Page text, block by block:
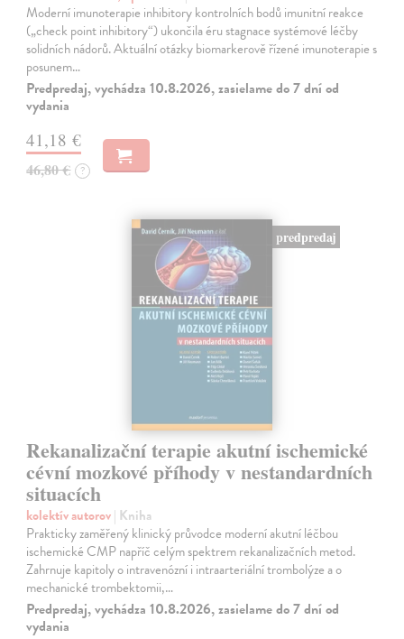
Moderní imunoterapie inhibitory kontrolních bodů imunitní reakce
(„check point inhibitory“) ukončila éru stagnace systémové léčby
solidních nádorů. Aktuální otázky biomarkerově řízené imunoterapie s
posunem…
Predpredaj, vychádza 10.8.2026, zasielame do 7 dní od
vydania
41,18 €
46,80 € ?
predpredaj
Rekanalizační terapie akutní ischemické
cévní mozkové příhody v nestandardních
situacích
kolektív autorov| Kniha
Prakticky zaměřený klinický průvodce moderní akutní léčbou
ischemické CMP napříč celým spektrem rekanalizačních metod.
Zahrnuje kapitoly o intravenózní i intraarteriální trombolýze a o
mechanické trombektomii,…
Predpredaj, vychádza 10.8.2026, zasielame do 7 dní od
vydania